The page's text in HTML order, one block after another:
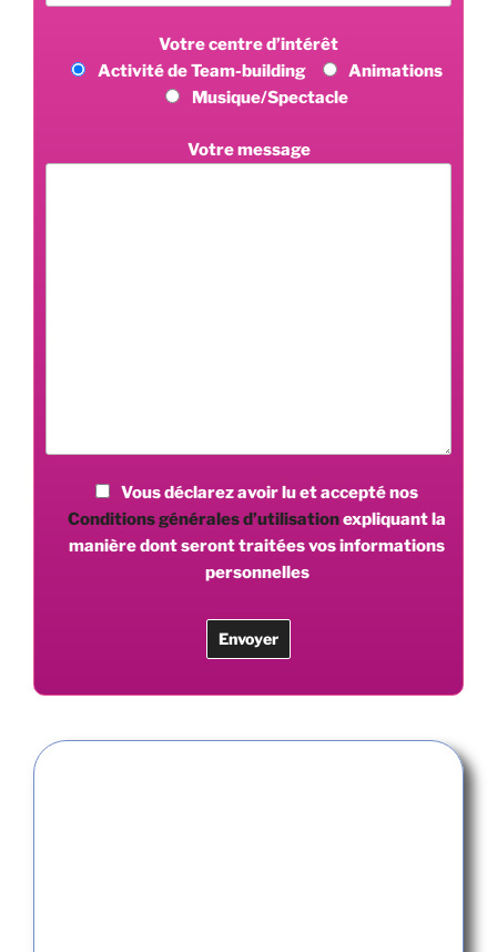
Votre centre d’intérêt
Activité de Team-building
Animations
Musique/Spectacle
Votre message
Vous déclarez avoir lu et accepté nos
Conditions générales d’utilisationexpliquant la
manière dont seront traitées vos informations
personnelles